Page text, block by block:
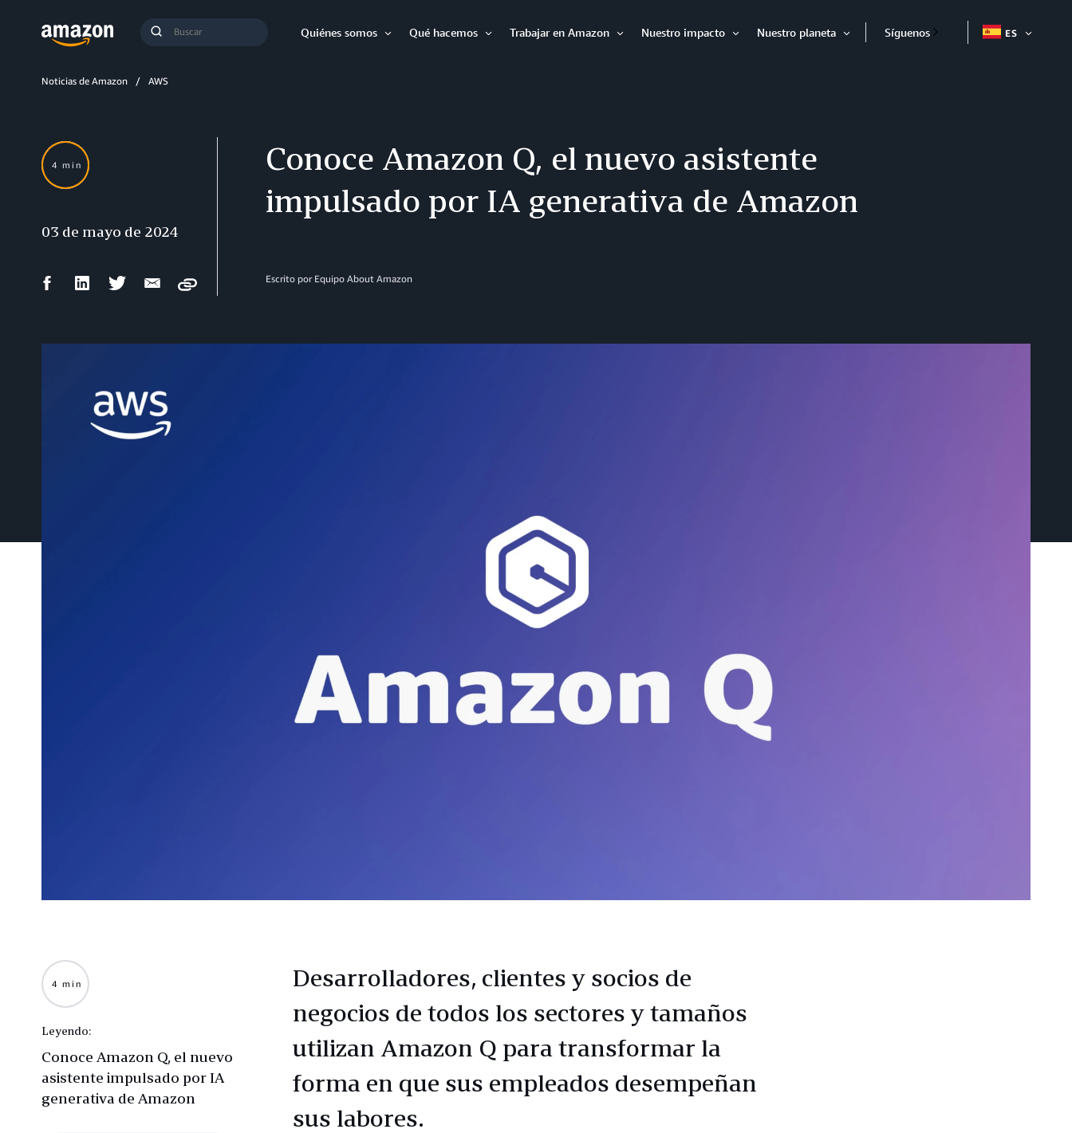
Enviar
Quiénes somos
Qué hacemos
Trabajar en Amazon
Nuestro impacto
Nuestro planeta
Expandir
Síguenos ES
Noticias de Amazon AWS
Conoce Amazon Q, el nuevo asistente
impulsado por IA generativa de Amazon
Escrito por Equipo About Amazon
4 min
03 de mayo de 2024
CompartirCompartirCompartirCompartir
Copy
Desarrolladores, clientes y socios de
negocios de todos los sectores y tamaños
utilizan Amazon Q para transformar la
forma en que sus empleados desempeñan
sus labores.
4 min
Leyendo:
Conoce Amazon Q, el nuevo
asistente impulsado por IA
generativa de Amazon